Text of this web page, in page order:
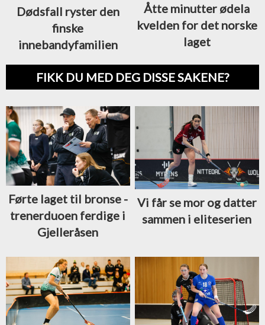
Dødsfall ryster den
finske
innebandyfamilien
Åtte minutter ødela
kvelden for det norske
laget
FIKK DU MED DEG DISSE SAKENE?
Førte laget til bronse -
trenerduoen ferdige i
Gjelleråsen
Vi får se mor og datter
sammen i eliteserien